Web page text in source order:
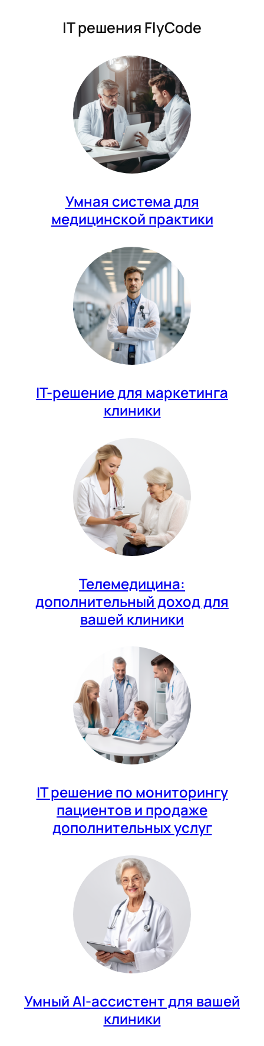
IT решения FlyCode
Умная система для
медицинской практики
IT-решение для маркетинга
клиники
Телемедицина:
дополнительный доход для
вашей клиники
IT решение по мониторингу
пациентов и продаже
дополнительных услуг
Умный AI-ассистент для вашей
клиники